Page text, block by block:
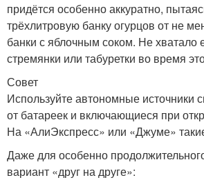
придётся особенно аккуратно,
трёхлитровую банку огурцов от не
банки с яблочным соком. Не хватало
стремянки или табуретки во время
Совет
Используйте автономные источники
от батареек и включающиеся при
На «АлиЭкспресс» или «Джуме»
Даже для особенно
вариант «друг на друге»: